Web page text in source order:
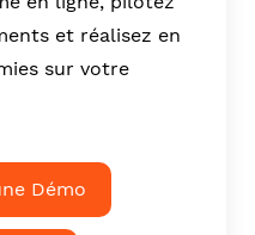
et réalisez en
sur votre
Démo